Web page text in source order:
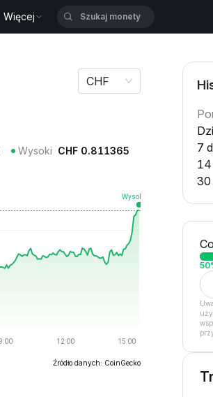
Więcej
CHF
Wysoki CHF 0.811365
Źródło danych: CoinGecko
7
14
30
50